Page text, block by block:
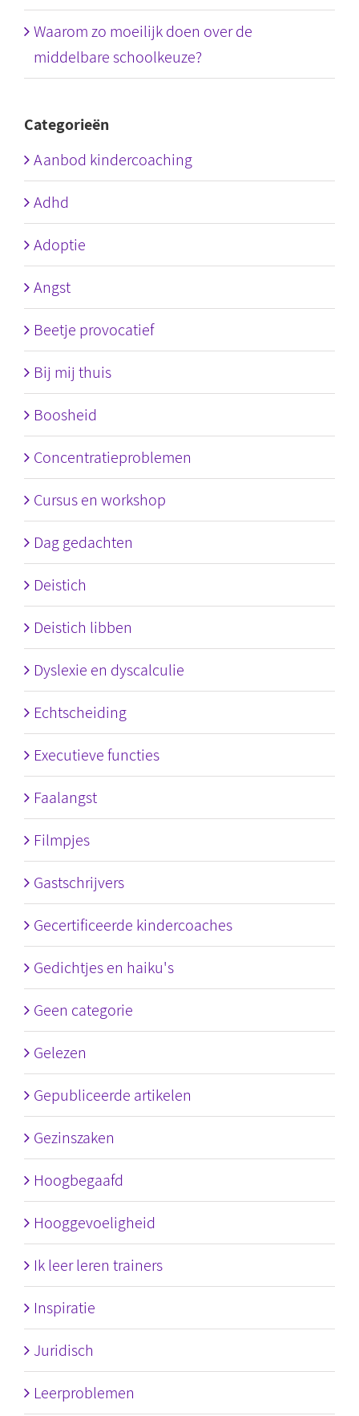
Waarom zo moeilijk doen over de
middelbare schoolkeuze?
Categorieën
Aanbod kindercoaching
Adhd
Adoptie
Angst
Beetje provocatief
Bij mij thuis
Boosheid
Concentratieproblemen
Cursus en workshop
Dag gedachten
Deistich
Deistich libben
Dyslexie en dyscalculie
Echtscheiding
Executieve functies
Faalangst
Filmpjes
Gastschrijvers
Gecertificeerde kindercoaches
Gedichtjes en haiku's
Geen categorie
Gelezen
Gepubliceerde artikelen
Gezinszaken
Hoogbegaafd
Hooggevoeligheid
Ik leer leren trainers
Inspiratie
Juridisch
Leerproblemen